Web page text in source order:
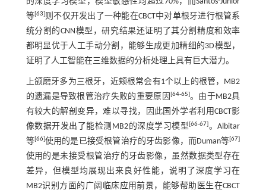
等[63]则不仅开发出了一种能在CBCT中对单根牙进行根管系
统分割的CNN模型，研究结果还证明了其分割精度和效率
都明显优于人工手动分割，能够生成更加精细的3D模型，
证明了人工智能在三维数据的分析处理上具有巨大潜力。
上颌磨牙多为三根牙，近颊根常会有1个以上的根管，MB2
的遗漏是导致根管治疗失败的重要原因 [64-65]。由于MB2具
有较大的解剖变异，难以寻找，因此国外学者利用CBCT影
像数据开发出了能检测MB2的深度学习模型[66-67]。Albitar
等[66]使用的是已接受根管治疗的牙齿影像，而Duman等[67]
使用的是未接受根管治疗的牙齿影像，虽然数据类型存在
差异，但模型均展现出来良好性能，说明了深度学习在
MB2识别方面的广阔临床应用前景，能够帮助医生在CBCT